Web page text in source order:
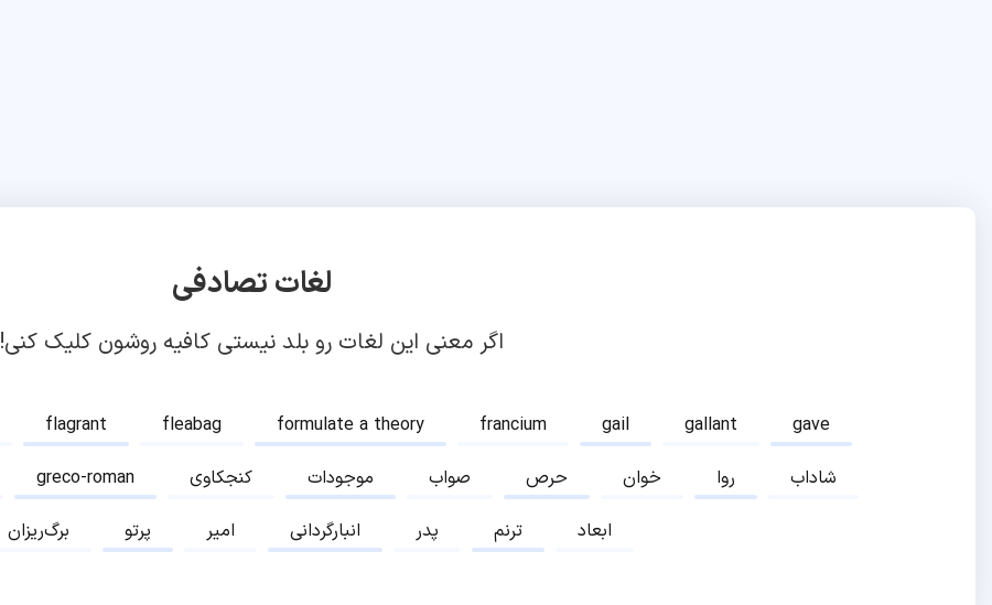
لغات تصادفی
اگر معنی این لغات رو بلد نیستی کافیه روشون کلیک کنی!
flagrant fleabag formulate a theory francium gail gallant
gave
greco-roman کنجکاوی موجودات صواب حرص خوان روا
شاداب
برگ‌ریزان پرتو امیر انبارگردانی پدر ترنم ابعاد